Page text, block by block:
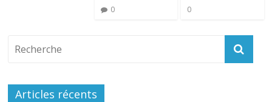
0
0
Articles récents